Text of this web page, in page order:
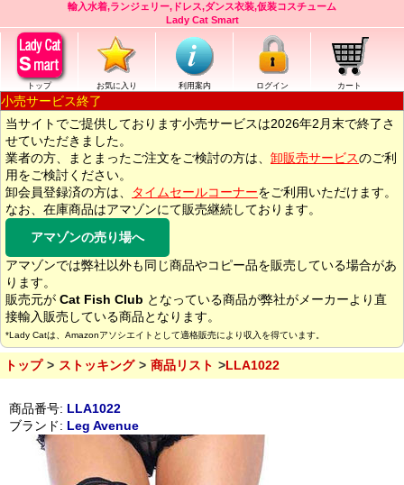
輸入水着,ランジェリー,ドレス,ダンス衣装,仮装コスチューム
Lady Cat Smart
トップ お気に入り 利用案内 ログイン カート
小売サービス終了
当サイトでご提供しております小売サービスは2026年2月末で終了さ
せていただきました。
業者の方、まとまったご注文をご検討の方は、 卸販売サービスのご利
用をご検討ください。
卸会員登録済の方は、
タイムセールコーナーをご利用いただけます。
なお、在庫商品はアマゾンにて販売継続しております。
アマゾンの売り場へ
アマゾンでは弊社以外も同じ商品やコピー品を販売している場合があ
ります。
販売元が Cat Fish Club となっている商品が弊社がメーカーより直
接輸入販売している商品となります。
*Lady Catは、Amazonアソシエイトとして適格販売により収入を得ています。
トップ ストッキング 商品リスト LLA1022
商品番号: LLA1022
ブランド: Leg Avenue